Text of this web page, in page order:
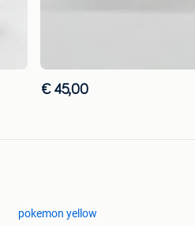
€ 45,00
pokemon yellow